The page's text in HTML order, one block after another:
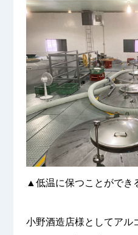
▲低温に保つことができ
小野酒造店様としてアル